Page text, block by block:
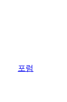
포럼